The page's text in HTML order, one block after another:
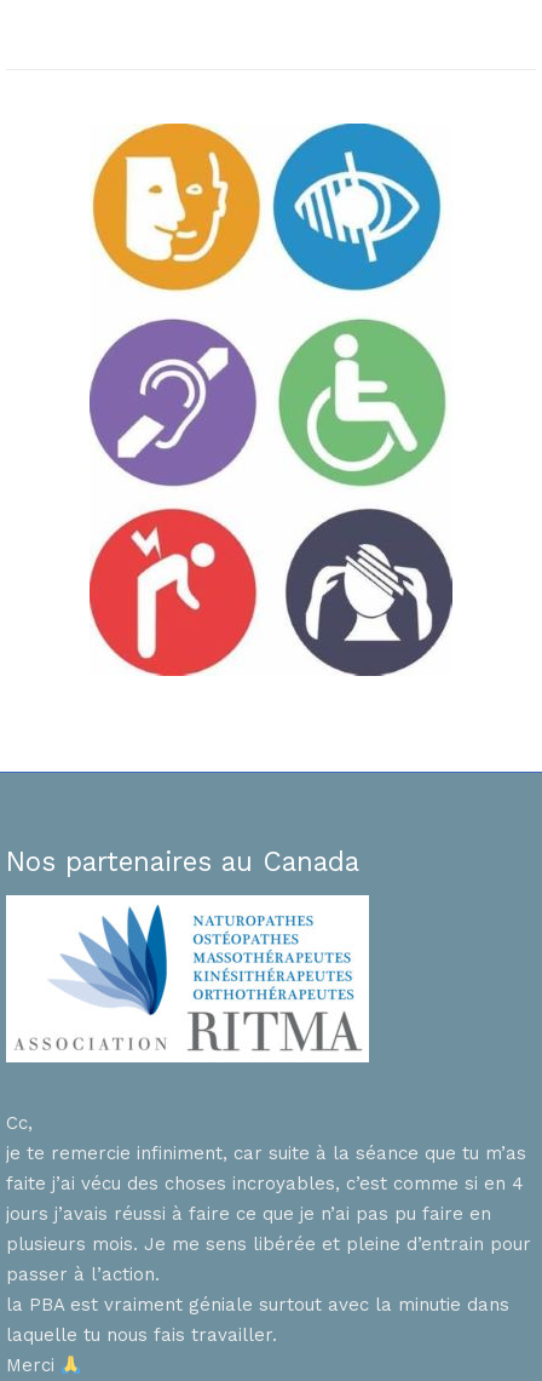
Nos partenaires au Canada
Cc,
je te remercie infiniment, car suite à la séance que tu m’as
faite j’ai vécu des choses incroyables, c’est comme si en 4
jours j’avais réussi à faire ce que je n’ai pas pu faire en
plusieurs mois. Je me sens libérée et pleine d’entrain pour
passer à l’action.
la PBA est vraiment géniale surtout avec la minutie dans
laquelle tu nous fais travailler.
Merci